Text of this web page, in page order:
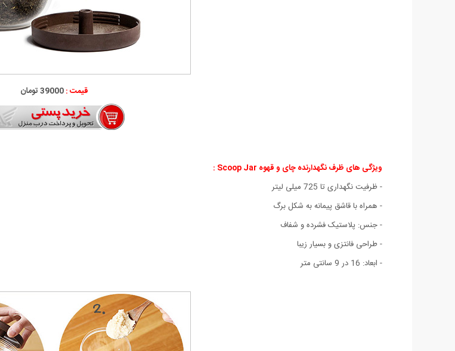
قیمت :39000 تومان
ویژگی های ظرف نگهدارنده چای و قهوه Scoop Jar :
- ظرفیت نگهداری تا 725 میلی لیتر
- همراه با قاشق پیمانه به شکل برگ
- جنس: پلاستیک فشرده و شفاف
- طراحی فانتزی و بسیار زیبا
- ابعاد: 16 در 9 سانتی متر